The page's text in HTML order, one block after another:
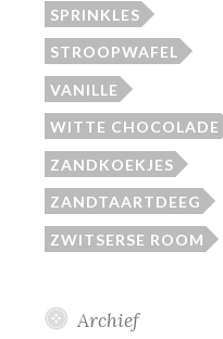
SPRINKLES
STROOPWAFEL
VANILLE
WITTE CHOCOLADE
ZANDKOEKJES
ZANDTAARTDEEG
ZWITSERSE ROOM
Archief